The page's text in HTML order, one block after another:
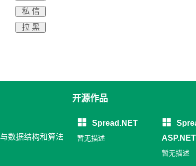
私 信
拉 黑
数据结构和算法
开源作品
Spread.NET
暂无描述
息填报系
暂无描述